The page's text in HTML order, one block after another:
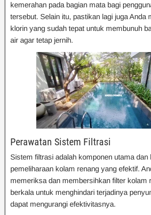
kemerahan pada bagian mata bagi
tersebut. Selain itu, pastikan lagi juga Anda
klorin yang sudah tepat untuk membunuh
air agar tetap jernih.
Perawatan Sistem Filtrasi
Sistem filtrasi adalah komponen utama dan
pemeliharaan kolam renang yang efektif.
memeriksa dan membersihkan filter kolam
berkala untuk menghindari terjadinya
dapat mengurangi efektivitasnya.